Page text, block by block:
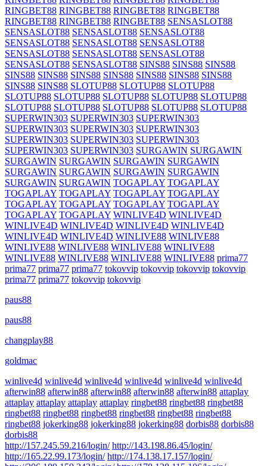
RINGBET88 RINGBET88 RINGBET88 RINGBET88
RINGBET88 RINGBET88 RINGBET88 SENSASLOT88
SENSASLOT88 SENSASLOT88 SENSASLOT88
SENSASLOT88 SENSASLOT88 SENSASLOT88
SENSASLOT88 SENSASLOT88 SENSASLOT88
SENSASLOT88 SENSASLOT88 SINS88 SINS88 SINS88
SINS88 SINS88 SINS88 SINS88 SINS88 SINS88 SINS88
SINS88 SINS88 SLOTUP88 SLOTUP88 SLOTUP88
SLOTUP88 SLOTUP88 SLOTUP88 SLOTUP88 SLOTUP88
SLOTUP88 SLOTUP88 SLOTUP88 SLOTUP88 SLOTUP88
SUPERWIN303 SUPERWIN303 SUPERWIN303
SUPERWIN303 SUPERWIN303 SUPERWIN303
SUPERWIN303 SUPERWIN303 SUPERWIN303
SUPERWIN303 SUPERWIN303 SURGAWIN SURGAWIN
SURGAWIN SURGAWIN SURGAWIN SURGAWIN
SURGAWIN SURGAWIN SURGAWIN SURGAWIN
SURGAWIN SURGAWIN TOGAPLAY TOGAPLAY
TOGAPLAY TOGAPLAY TOGAPLAY TOGAPLAY
TOGAPLAY TOGAPLAY TOGAPLAY TOGAPLAY
TOGAPLAY TOGAPLAY WINLIVE4D WINLIVE4D
WINLIVE4D WINLIVE4D WINLIVE4D WINLIVE4D
WINLIVE4D WINLIVE4D WINLIVE88 WINLIVE88
WINLIVE88 WINLIVE88 WINLIVE88 WINLIVE88
WINLIVE88 WINLIVE88 WINLIVE88 WINLIVE88 prima77
prima77 prima77 prima77 tokovvip tokovvip tokovvip tokovvip
prima77 prima77 tokovvip tokovvip
paus88
paus88
changplay88
goldmac
winlive4d winlive4d winlive4d winlive4d winlive4d winlive4d
afterwin88 afterwin88 afterwin88 afterwin88 afterwin88 attaplay
attaplay attaplay attaplay attaplay ringbet88 ringbet88 ringbet88
ringbet88 ringbet88 ringbet88 ringbet88 ringbet88 ringbet88
ringbet88 jokerking88 jokerking88 jokerking88 dorbis88 dorbis88
dorbis88
http://157.245.59.216/login/ http://143.198.86.45/login/
http://165.22.99.173/login/ http://174.138.17.157/login/